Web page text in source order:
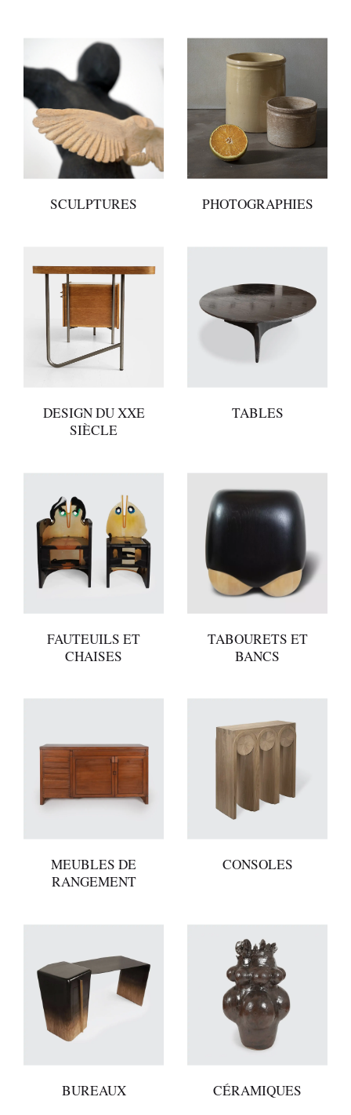
SCULPTURES PHOTOGRAPHIES
DESIGN DU XXE
SIÈCLE
TABLES
FAUTEUILS ET
CHAISES
TABOURETS ET
BANCS
MEUBLES DE
RANGEMENT
CONSOLES
BUREAUX CÉRAMIQUES